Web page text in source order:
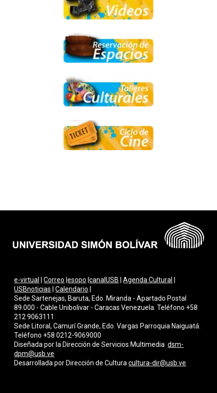
e-virtual |Correo |esopo |canalUSB |Agenda Cultural
USBnoticias |Calendario
Sede Sartenejas, Baruta, Edo. Miranda - Apartado Postal
89.000 - Cable Unibolivar - Caracas Venezuela. Teléfono +58
212 9063111
Sede Litoral, Camurí Grande, Edo. Vargas Parroquia Naiguatá.
Teléfono +58 0212-9069000
Diseñada por la Dirección de Servicios Multimediadsm-
dpm@usb.ve
Desarrollada por Dirección de Cultura cultura-dir@usb.ve